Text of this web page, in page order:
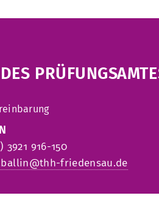
3921 916-150
friedensau.de